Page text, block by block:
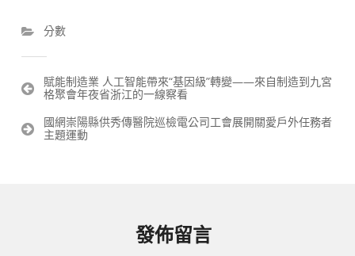
分數
文
章
覽
賦能制造業 人工智能帶來“基因級”轉變——來自制造到九宮
格聚會年夜省浙江的一線察看
國網崇陽縣供秀傳醫院巡檢電公司工會展開關愛戶外任務者
主題運動
發佈留言